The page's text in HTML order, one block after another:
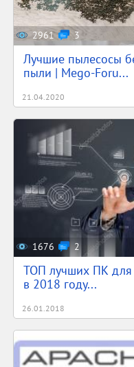
2961 3
Лучшие пылесосы
пыли | Mego-Foru...
21.04.2020
1676 2
ТОП лучших ПК для
в 2018 году...
26.01.2018